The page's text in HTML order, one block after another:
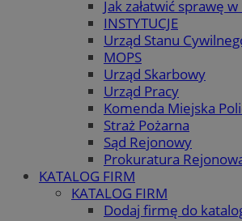
Jak załatwić sprawę
INSTYTUCJE
Urząd Stanu
MOPS
Urząd Skarbowy
Urząd Pracy
Komenda Miejska
Straż Pożarna
Sąd Rejonowy
Prokuratura
KATALOG FIRM
KATALOG FIRM
Dodaj firmę do